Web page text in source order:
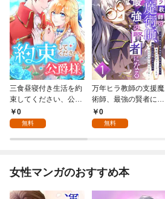
三食昼寝付き生活を約
束してください、公爵
様 1話
0
無料
万年ヒラ教師の支援魔
術師、最強の賢者にな
る～不人気の支援魔術
師は給料泥棒だと魔術
らない件～ 第1話
0
無料
女性マンガのおすすめ本